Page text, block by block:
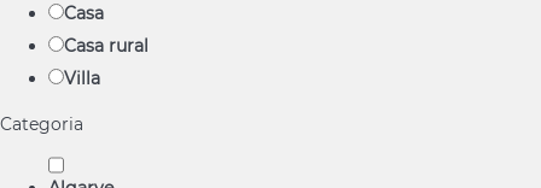
Casa
Casa rural
Villa
Categoria